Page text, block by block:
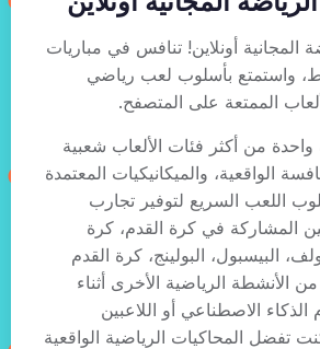
المجانية أونلاين! تنافس في مباريات
واستمتع بأسلوب لعب رياضي
الممتعة على المتصفح.
واحدة من أكثر فئات الألعاب شعبية
الواقعية، والميكانيكيات المعتمدة
اللعب السريع لتوفير تجارب
المشاركة في كرة القدم، كرة
البيسبول، البولينج، كرة القدم
من الأنشطة الرياضية الأخرى أثناء
الاصطناعي أو اللاعبين
تفضل المحاكيات الرياضية الواقعية